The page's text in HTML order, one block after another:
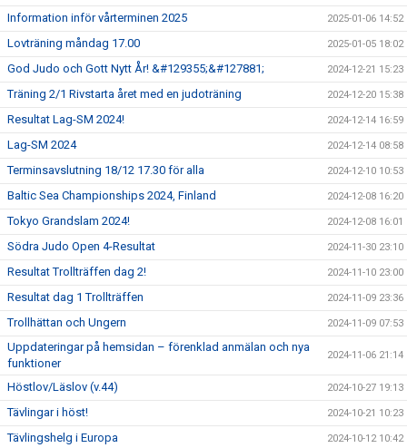
Information inför vårterminen 2025 2025-01-06 14:52
Lovträning måndag 17.00 2025-01-05 18:02
God Judo och Gott Nytt År! &#129355;&#127881; 2024-12-21 15:23
Träning 2/1 Rivstarta året med en judoträning 2024-12-20 15:38
Resultat Lag-SM 2024! 2024-12-14 16:59
Lag-SM 2024 2024-12-14 08:58
Terminsavslutning 18/12 17.30 för alla 2024-12-10 10:53
Baltic Sea Championships 2024, Finland 2024-12-08 16:20
Tokyo Grandslam 2024! 2024-12-08 16:01
Södra Judo Open 4-Resultat 2024-11-30 23:10
Resultat Trollträffen dag 2! 2024-11-10 23:00
Resultat dag 1 Trollträffen 2024-11-09 23:36
Trollhättan och Ungern 2024-11-09 07:53
Uppdateringar på hemsidan – förenklad anmälan och nya
funktioner
2024-11-06 21:14
Höstlov/Läslov (v.44) 2024-10-27 19:13
Tävlingar i höst! 2024-10-21 10:23
Tävlingshelg i Europa 2024-10-12 10:42